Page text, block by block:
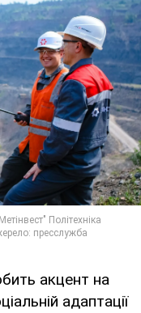
акцент на
адаптації